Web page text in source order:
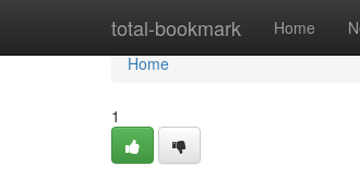
total-bookmark Home
Home
Home
1